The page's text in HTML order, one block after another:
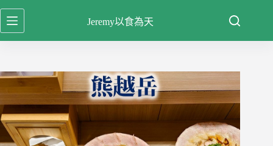
跳
至
容
Jeremy以食為天